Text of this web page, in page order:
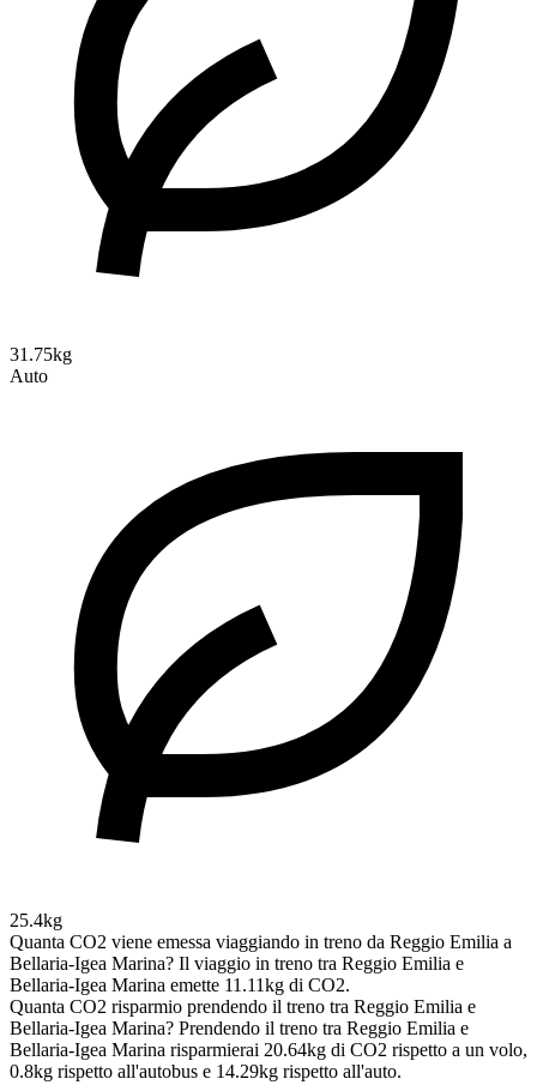
31.75kg
Auto
25.4kg
Quanta CO2 viene emessa viaggiando in treno da Reggio Emilia a
Bellaria-Igea Marina? Il viaggio in treno tra Reggio Emilia e
Bellaria-Igea Marina emette 11.11kg di CO2.
Quanta CO2 risparmio prendendo il treno tra Reggio Emilia e
Bellaria-Igea Marina? Prendendo il treno tra Reggio Emilia e
Bellaria-Igea Marina risparmierai 20.64kg di CO2 rispetto a un volo,
0.8kg rispetto all'autobus e 14.29kg rispetto all'auto.